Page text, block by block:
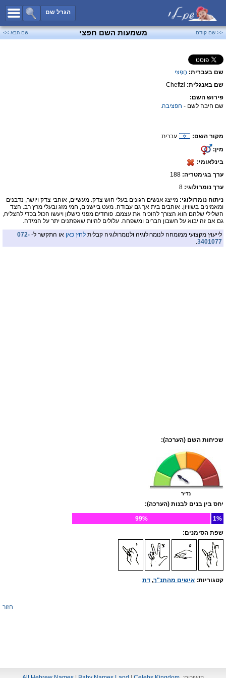
הגרל שם
כל השמות
שמות לבנים
פייסבוק
<< שם קודם משמעות השם חפצי שם הבא >>
שם בעברית: חֶפְצִי
שם באנגלית: Cheftzi
פירוש השם:
שם חיבה לשם - חפציבה.
מקור השם:
עברית
מין:
בינלאומי:
ערך בגימטריה:
ערך נומרולוגי: 8
ניתוח נומרולוגי: מייצג אנשים הגונים בעלי חוש צדק. מעשיים, אוהבי צדק ויושר, נדבנים
ומאמינים בשוויון. אוהבים בית אך גם עבודה. מעט ביישנים, חמי מזג ובעלי מרץ רב. הצד
השלילי שלהם הוא הצורך להוכיח את עצמם. פוחדים מפני כישלון ויעשו הכול בכדי להצליח,
גם אם זה יבוא על חשבון חברים ומשפחה. עלולים להיות שאפתנים יתר על המידה.
לייעוץ מקצועי ממומחה לנומרולוגיה ולנומרולוגיה קבלית לחץ כאן או התקשר ל- 072-
3401077
.
שכיחות השם (הערכה):
נדיר
יחס בין בנים לבנות (הערכה):
1%
99%
שפת הסימנים:
קטגוריות: אישים מהתנ"ך, דת
חזור